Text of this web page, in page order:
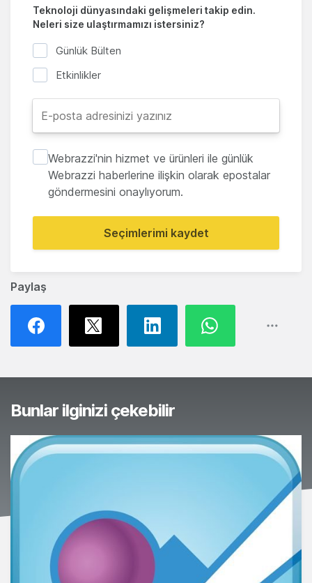
Paylaş
Teknoloji dünyasındaki gelişmeleri takip edin.
Neleri size ulaştırmamızı istersiniz?
Günlük Bülten
Etkinlikler
Webrazzi'nin hizmet ve ürünleri ile günlük
Webrazzi haberlerine ilişkin olarak epostalar
göndermesini onaylıyorum.
Seçimlerimi kaydet
Bunlar ilginizi çekebilir